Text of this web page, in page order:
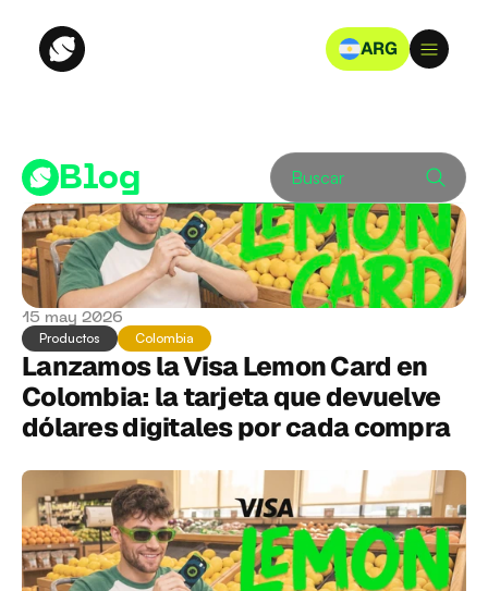
ARG
Blog Buscar
15 may 2026
Productos Colombia
Lanzamos la Visa Lemon Card en
Colombia: la tarjeta que devuelve
dólares digitales por cada compra